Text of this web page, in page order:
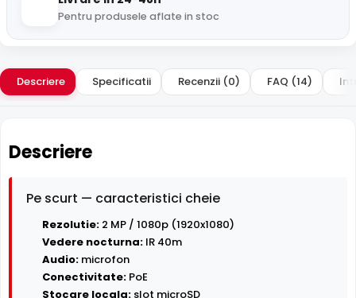
Pentru produsele aflate in stoc
Descriere Specificatii Recenzii (0) FAQ (14)
Descriere
Pe scurt — caracteristici cheie
Rezolutie: 2 MP / 1080p (1920x1080)
Vedere nocturna: IR 40m
Audio: microfon
Conectivitate: PoE
Stocare locala: slot microSD